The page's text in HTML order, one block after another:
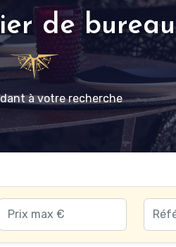
de
à votre recherche